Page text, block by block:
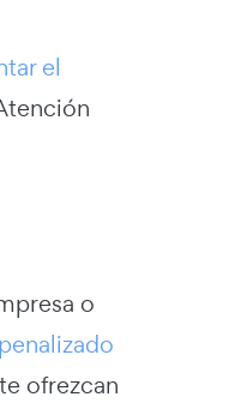
el
o
penalizado
ofrezcan